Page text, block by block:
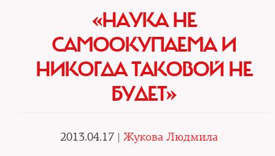
«НАУКА НЕ
САМООКУПАЕМА И
НИКОГДА ТАКОВОЙ НЕ
БУДЕТ»
2013.04.17 | Жукова Людмила